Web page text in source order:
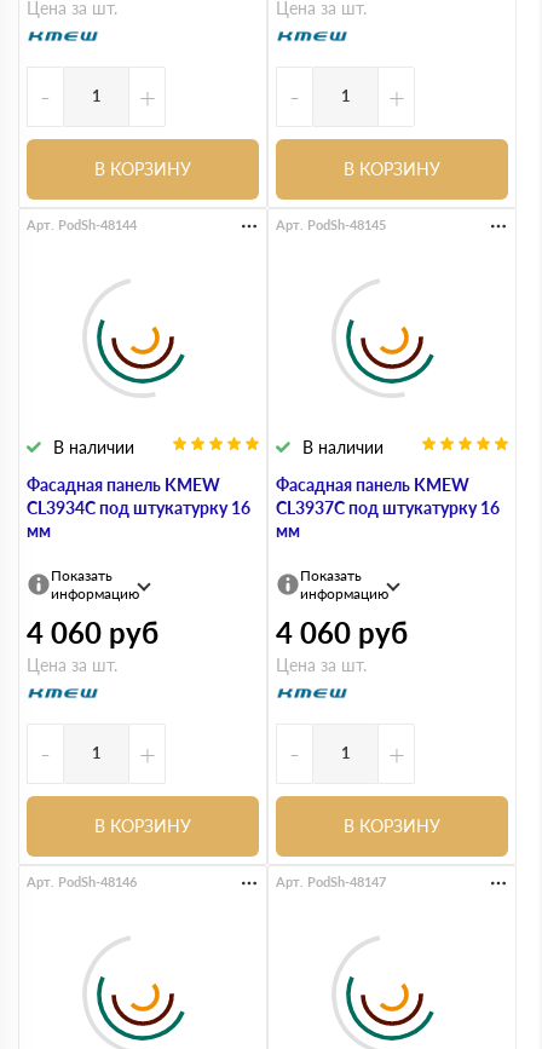
Цена за шт.
- +
В КОРЗИНУ
Цена за шт.
- +
В КОРЗИНУ
Фасадная панель KMEW
CL3934C под штукатурку 16
мм
В наличии
Арт. PodSh-48144
Показать
информацию
4 060 руб
Цена за шт.
- +
В КОРЗИНУ
Фасадная панель KMEW
CL3937C под штукатурку 16
мм
В наличии
Арт. PodSh-48145
Показать
информацию
4 060 руб
Цена за шт.
- +
В КОРЗИНУ
Арт. PodSh-48146 Арт. PodSh-48147